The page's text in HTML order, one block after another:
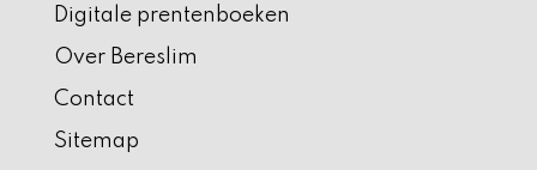
Digitale prentenboeken
Over Bereslim
Contact
Sitemap